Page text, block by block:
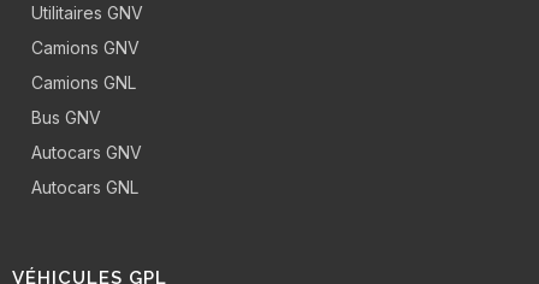
Utilitaires GNV
Camions GNV
Camions GNL
Bus GNV
Autocars GNV
Autocars GNL
VÉHICULES GPL